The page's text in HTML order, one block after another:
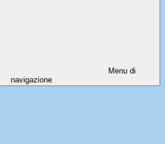
Menu di
navigazione